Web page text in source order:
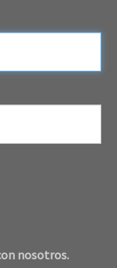
nosotros.